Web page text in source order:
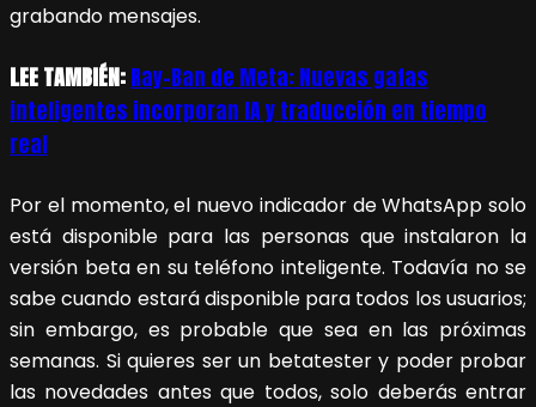
grabando mensajes.
LEE TAMBIÉN:Ray-Ban de Meta: Nuevas gafas
inteligentes incorporan IA y traducción en tiempo
real
Por el momento, el nuevo indicador de WhatsApp solo
está disponible para las personas que instalaron la
versión beta en su teléfono inteligente. Todavía no se
sabe cuando estará disponible para todos los usuarios;
sin embargo, es probable que sea en las próximas
semanas. Si quieres ser un betatester y poder probar
las novedades antes que todos, solo deberás entrar